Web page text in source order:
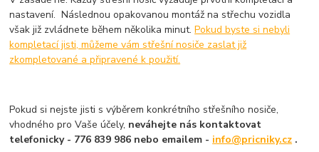
nastavení. Následnou opakovanou montáž na střechu vozidla
však již zvládnete během několika minut.Pokud byste si nebyli
kompletací jisti, můžeme vám střešní nosiče zaslat již
zkompletované a připravené k použití.
Pokud si nejste jisti s výběrem konkrétního střešního nosiče,
vhodného pro Vaše účely, neváhejte nás kontaktovat
telefonicky - 776 839 986 nebo emailem - info@pricniky.cz .